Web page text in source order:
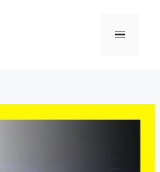
메